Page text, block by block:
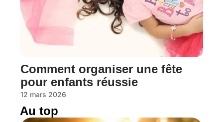
Comment organiser une fête
pour enfants réussie
12 mars 2026
Au top